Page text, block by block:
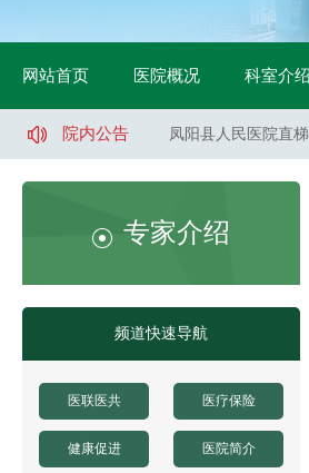
网站首页 医院概况 科室介绍
院内公告
凤阳县人民医院鼻
凤阳县人民医院医
凤阳县人民医院直
凤阳县人民医院直
凤阳县人民医院直
凤阳县人民医院医
凤阳县人民医院索
凤阳县人民医院体
凤阳县人民医院骨
凤阳县人民医院鼻
专家介绍
频道快速导航
医联医共 医疗保险
健康促进 医院简介